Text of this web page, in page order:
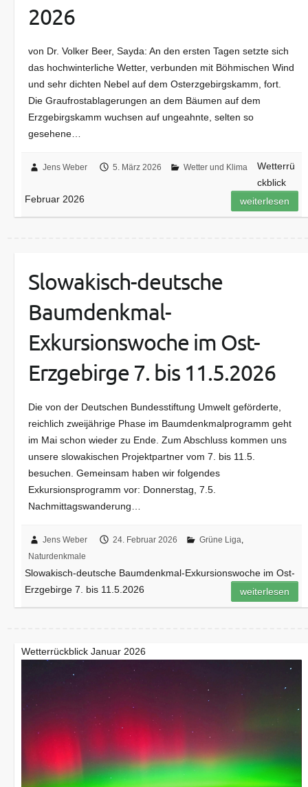
2026
von Dr. Volker Beer, Sayda: An den ersten Tagen setzte sich
das hochwinterliche Wetter, verbunden mit Böhmischen Wind
und sehr dichten Nebel auf dem Osterzgebirgskamm, fort.
Die Graufrostablagerungen an dem Bäumen auf dem
Erzgebirgskamm wuchsen auf ungeahnte, selten so
gesehene…
Jens Weber 5. März 2026 Wetter und Klima
Wetterrü
ckblick
Februar 2026
weiterlesen
Slowakisch-deutsche
Baumdenkmal-
Exkursionswoche im Ost-
Erzgebirge 7. bis 11.5.2026
Die von der Deutschen Bundesstiftung Umwelt geförderte,
reichlich zweijährige Phase im Baumdenkmalprogramm geht
im Mai schon wieder zu Ende. Zum Abschluss kommen uns
unsere slowakischen Projektpartner vom 7. bis 11.5.
besuchen. Gemeinsam haben wir folgendes
Exkursionsprogramm vor: Donnerstag, 7.5.
Nachmittagswanderung…
Jens Weber 24. Februar 2026 Grüne Liga,
Naturdenkmale
Slowakisch-deutsche Baumdenkmal-Exkursionswoche im Ost-
Erzgebirge 7. bis 11.5.2026
weiterlesen
Wetterrückblick Januar 2026